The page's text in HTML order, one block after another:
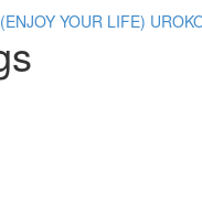
YOUR LIFE)